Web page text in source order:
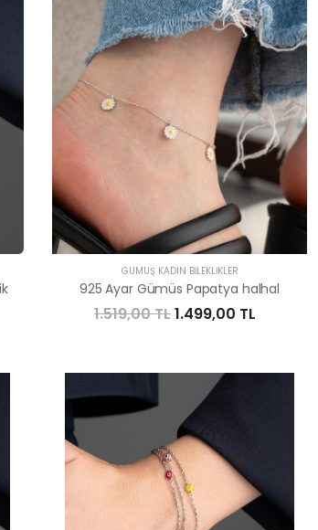
GÜMÜŞ KADIN BILEKLIKLER
925 Ayar Gümüs Papatya halhal
1.519,00 TL1.499,00 TL